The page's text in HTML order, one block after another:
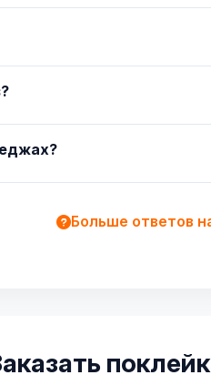
Больше ответов